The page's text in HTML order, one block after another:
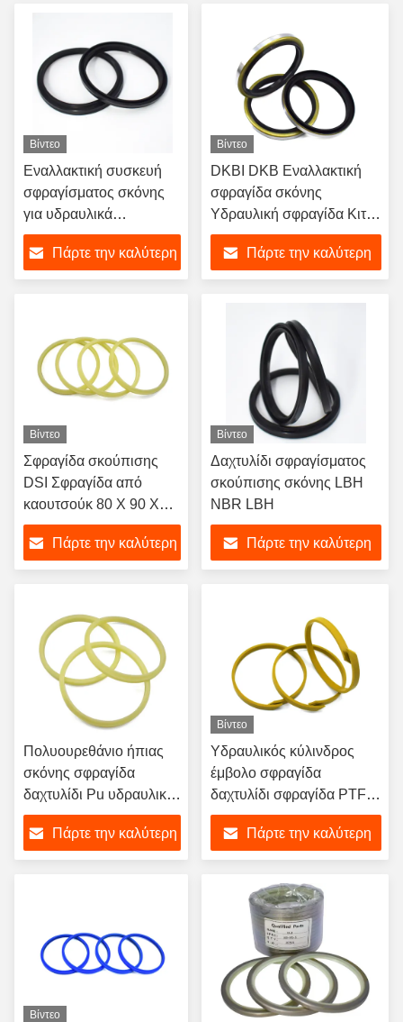
Βίντεο
Εναλλακτική συσκευή
σφραγίσματος σκόνης
για υδραυλικά
συστήματα
Πάρτε την καλύτερη
Βίντεο
DKBI DKB Εναλλακτική
σφραγίδα σκόνης
Υδραυλική σφραγίδα Κιτ
Σφραγίδα πετρελαίου
Μαύρη NBR PU Σφραγίδα
σκούπισης
Πάρτε την καλύτερη
Βίντεο
Σφραγίδα σκούπισης
DSI Σφραγίδα από
καουτσούκ 80 X 90 X
6mm Αντίσταση σε
υψηλές θερμοκρασίες
Σφραγίδα δακτυλίου
Πάρτε την καλύτερη
Βίντεο
Δαχτυλίδι σφραγίσματος
σκούπισης σκόνης LBH
NBR LBH
Πάρτε την καλύτερη
Πολυουρεθάνιο ήπιας
σκόνης σφραγίδα
δαχτυλίδι Pu υδραυλική
σφραγίδα σκούπισμα
για εξορυκτήρα
Πάρτε την καλύτερη
Βίντεο
Υδραυλικός κύλινδρος
έμβολο σφραγίδα
δαχτυλίδι σφραγίδα PTFE
σφραγίδα KZT σφραγίδα
RYT για εξορυκτήρα
Πάρτε την καλύτερη
Βίντεο